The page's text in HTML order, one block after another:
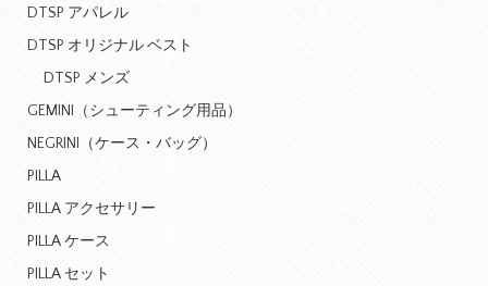
DTSP アパレル
DTSP オリジナル ベスト
DTSP メンズ
GEMINI（シューティング用品）
NEGRINI（ケース・バッグ）
PILLA
PILLA アクセサリー
PILLA ケース
PILLA セット